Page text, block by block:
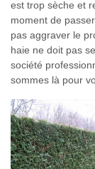
est trop sèche et
moment de
pas aggraver le
haie ne doit pas
société
sommes là pour